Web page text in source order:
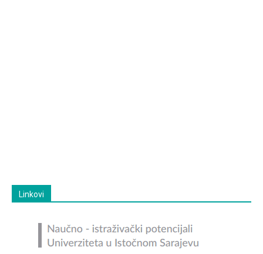
Linkovi